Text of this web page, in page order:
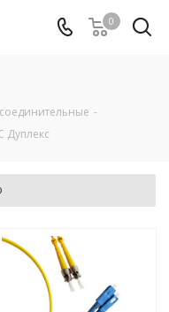
0
-
Дуплекс